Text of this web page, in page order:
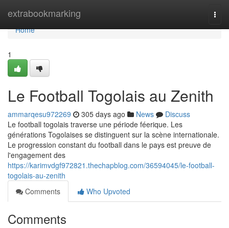
extrabookmarking
Home
Home
1
Le Football Togolais au Zenith
ammarqesu972269 305 days ago News
Discuss
Le football togolais traverse une période féerique. Les
générations Togolaises se distinguent sur la scène internationale.
Le progression constant du football dans le pays est preuve de
l'engagement des
https://karimvdgf972821.thechapblog.com/36594045/le-football-
togolais-au-zenith
Comments
Who Upvoted
Comments